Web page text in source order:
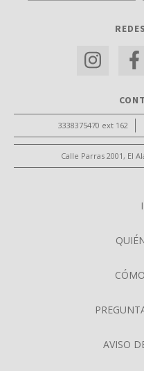
3338375470 ext 162
Calle Parras 2001, El
AVISO